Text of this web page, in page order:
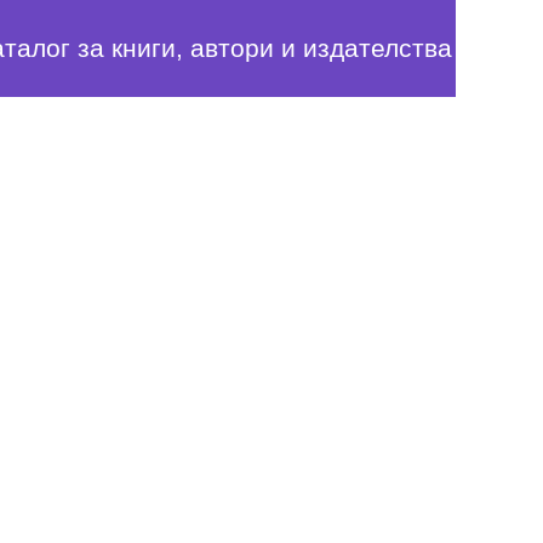
за книги, автори и издателства